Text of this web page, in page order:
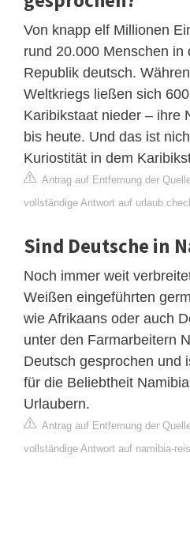
Von knapp elf Millionen
rund 20.000 Menschen in
Republik deutsch.
Weltkriegs ließen sich
Karibikstaat nieder – ihre
bis heute. Und das ist
Kuriostität in dem
Antrag auf Entfernung der
vollständige Antwort auf
Sind Deutsche in
Noch immer weit
Weißen eingeführten
wie Afrikaans oder auch
unter den Farmarbeitern
Deutsch gesprochen und
für die Beliebtheit
Urlaubern.
Antrag auf Entfernung der
vollständige Antwort auf namibia-